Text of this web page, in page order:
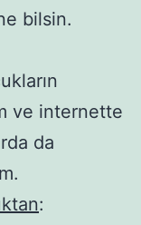
bilsin.
ve internette
da
: